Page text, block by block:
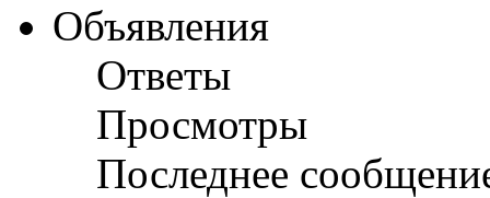
Объявления
Ответы
Просмотры
Последнее